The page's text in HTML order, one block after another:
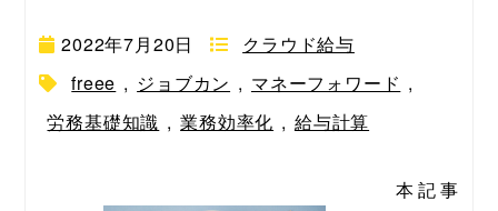
2022年7月20日
クラウド給与
freee , ジョブカン , マネーフォワード ,
労務基礎知識 , 業務効率化 , 給与計算
本記事